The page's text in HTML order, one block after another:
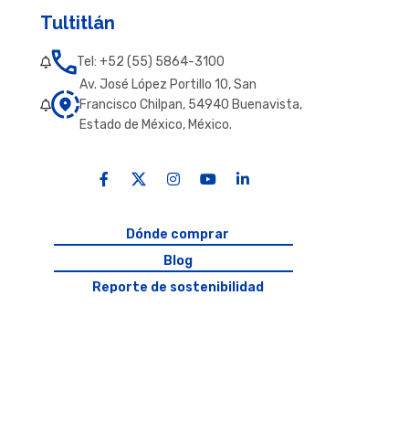
Tultitlán
Tel: +52 (55) 5864-3100
Av. José López Portillo 10, San
Francisco Chilpan, 54940 Buenavista,
Estado de México, México.
Dónde comprar
Blog
Reporte de sostenibilidad